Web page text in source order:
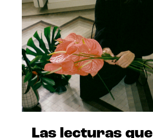
Las lecturas que